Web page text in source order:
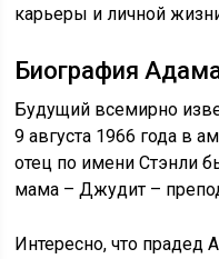
карьеры и личной
Биография
Будущий всемирно
9 августа 1966 года в
отец по имени Стэнли
мама – Джудит –
Интересно, что